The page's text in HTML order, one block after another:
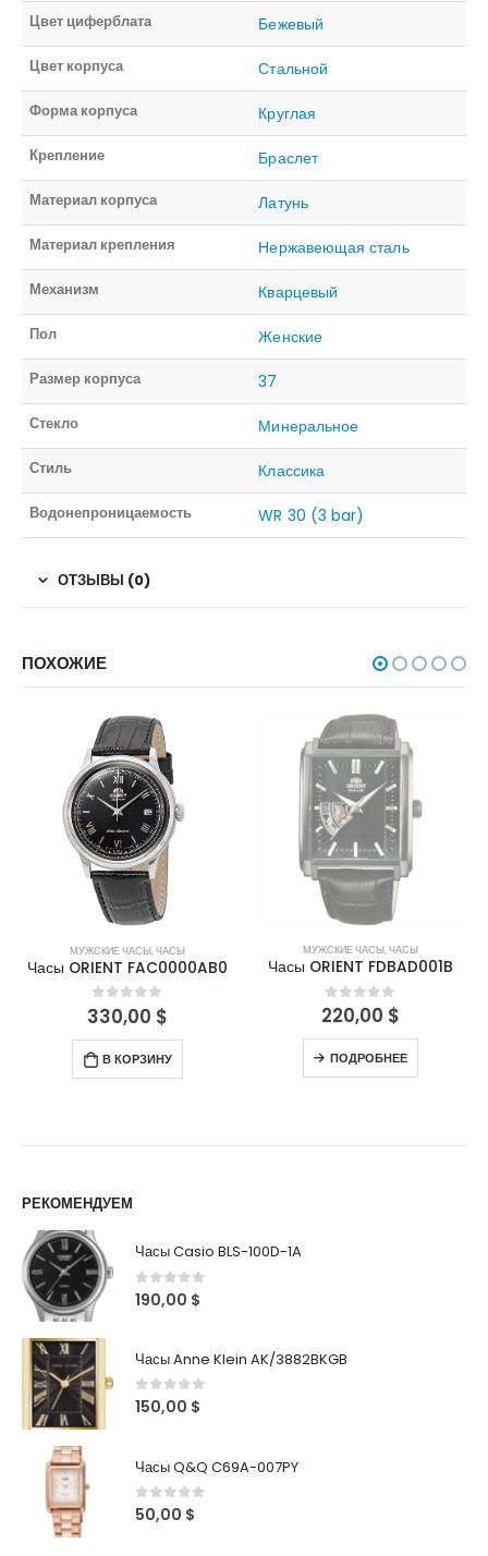
Цвет циферблата Бежевый
Цвет корпуса Стальной
Форма корпуса Круглая
Крепление Браслет
Материал корпуса Латунь
Материал крепления Нержавеющая сталь
Механизм Кварцевый
Пол Женские
Размер корпуса 37
Стекло Минеральное
Стиль Классика
Водонепроницаемость WR 30 (3 bar)
ОТЗЫВЫ (0)
ПОХОЖИЕ
МУЖСКИЕ ЧАСЫ,ЧАСЫ
Часы ORIENT FAC0000AB0
0out of 5
330,00 $
В КОРЗИНУ
НЕТ В НАЛИЧИИ
МУЖСКИЕ ЧАСЫ,ЧАСЫ
Часы ORIENT FDBAD001B
0out of 5
220,00 $
ПОДРОБНЕЕ
РЕКОМЕНДУЕМ
Часы Casio BLS-100D-1A
0out of 5
190,00 $
Часы Anne Klein AK/3882BKGB
0out of 5
150,00 $
Часы Q&Q C69A-007PY
0out of 5
50,00 $